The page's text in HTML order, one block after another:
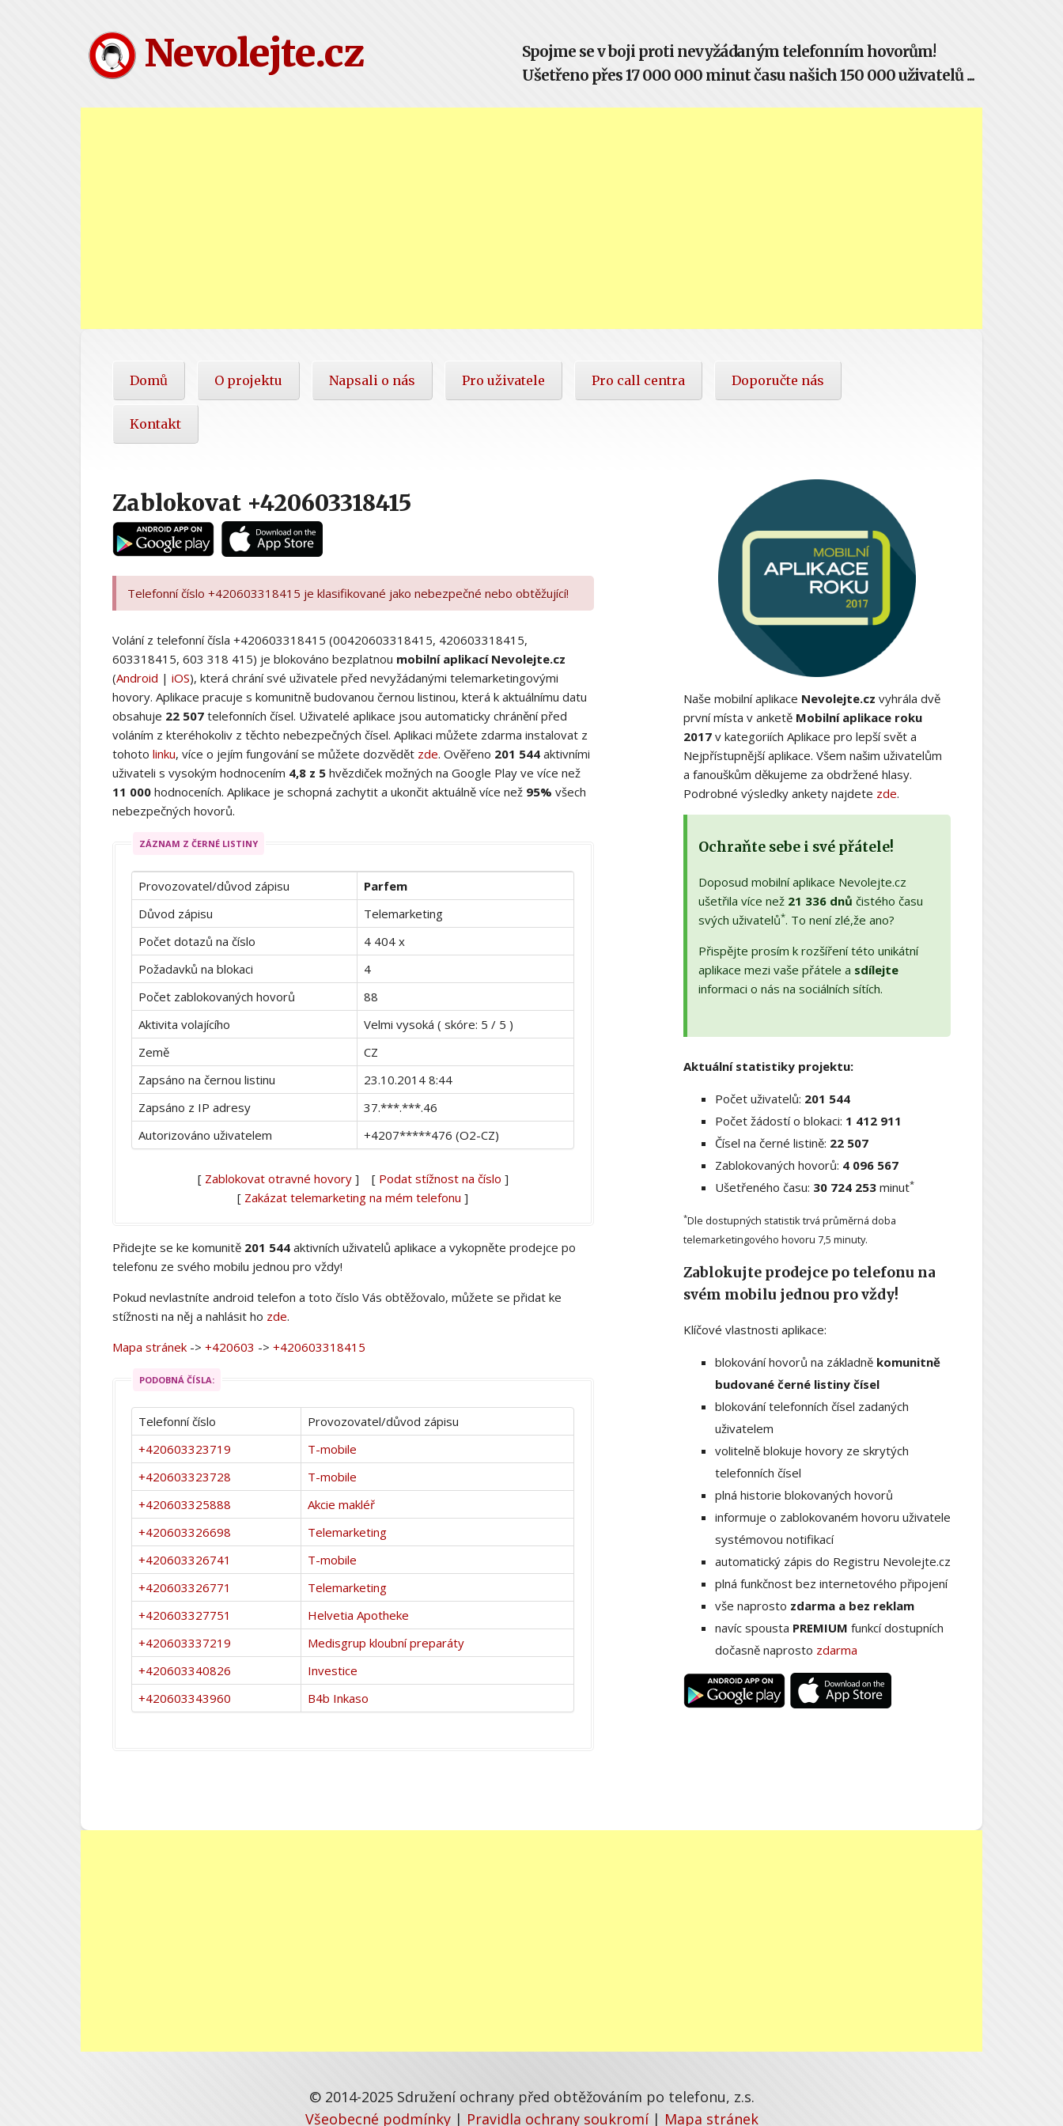
Nevolejte.cz
Spojme se v boji proti nevyžádaným telefonním hovorům!
Ušetřeno přes 17 000 000 minut času našich 150 000 uživatelů ...
Domů O projektu Napsali o nás Pro uživatele Pro call centra Doporučte nás
Kontakt
Zablokovat +420603318415
Telefonní číslo +420603318415 je klasifikované jako nebezpečné nebo obtěžující!
Volání z telefonní čísla +420603318415 (00420603318415, 420603318415,
603318415, 603 318 415) je blokováno bezplatnou mobilní aplikací Nevolejte.cz
(Android | iOS), která chrání své uživatele před nevyžádanými telemarketingovými
hovory. Aplikace pracuje s komunitně budovanou černou listinou, která k aktuálnímu datu
obsahuje 22 507 telefonních čísel. Uživatelé aplikace jsou automaticky chránění před
voláním z kteréhokoliv z těchto nebezpečných čísel. Aplikaci můžete zdarma instalovat z
tohoto linku, více o jejím fungování se můžete dozvědět zde. Ověřeno 201 544 aktivními
uživateli s vysokým hodnocením 4,8 z 5 hvězdiček možných na Google Play ve více než
11 000 hodnoceních. Aplikace je schopná zachytit a ukončit aktuálně více než 95% všech
nebezpečných hovorů.
ZÁZNAM Z ČERNÉ LISTINY
Provozovatel/důvod zápisu
Parfem
Důvod zápisu
Telemarketing
Počet dotazů na číslo
4 404 x
Požadavků na blokaci
4
Počet zablokovaných hovorů
88
Aktivita volajícího
Velmi vysoká ( skóre: 5 / 5 )
Země
CZ
Zapsáno na černou listinu
23.10.2014 8:44
Zapsáno z IP adresy
37.***.***.46
Autorizováno uživatelem
+4207*****476 (O2-CZ)
[ Zablokovat otravné hovory] [ Podat stížnost na číslo ]
[ Zakázat telemarketing na mém telefonu ]
Přidejte se ke komunitě 201 544 aktivních uživatelů aplikace a vykopněte prodejce po
telefonu ze svého mobilu jednou pro vždy!
Pokud nevlastníte android telefon a toto číslo Vás obtěžovalo, můžete se přidat ke
stížnosti na něj a nahlásit ho zde.
Mapa stránek -> +420603 -> +420603318415
PODOBNÁ ČÍSLA:
Telefonní číslo
Provozovatel/důvod zápisu
+420603323719
T-mobile
+420603323728
T-mobile
+420603325888
Akcie makléř
+420603326698
Telemarketing
+420603326741
T-mobile
+420603326771
Telemarketing
+420603327751
Helvetia Apotheke
+420603337219
Medisgrup kloubní preparáty
+420603340826
Investice
+420603343960
B4b Inkaso
Naše mobilní aplikace Nevolejte.cz vyhrála dvě
první místa v anketě Mobilní aplikace roku
2017v kategoriích Aplikace pro lepší svět a
Nejpřístupnější aplikace. Všem našim uživatelům
a fanouškům děkujeme za obdržené hlasy.
Podrobné výsledky ankety najdete zde.
Ochraňte sebe i své přátele!
Doposud mobilní aplikace Nevolejte.cz
ušetřila více než 21 336 dnů čistého času
svých uživatelů*. To není zlé,že ano?
Přispějte prosím k rozšíření této unikátní
aplikace mezi vaše přátele a sdílejte
informaci o nás na sociálních sítích.
Aktuální statistiky projektu:
Počet uživatelů: 201 544
Počet žádostí o blokaci: 1 412 911
Čísel na černé listině: 22 507
Zablokovaných hovorů: 4 096 567
Ušetřeného času: 30 724 253minut*
*Dle dostupných statistik trvá průměrná doba
telemarketingového hovoru 7,5 minuty.
Zablokujte prodejce po telefonu na
svém mobilu jednou pro vždy!
Klíčové vlastnosti aplikace:
blokování hovorů na základně komunitně
budované černé listiny čísel
blokování telefonních čísel zadaných
uživatelem
volitelně blokuje hovory ze skrytých
telefonních čísel
plná historie blokovaných hovorů
informuje o zablokovaném hovoru uživatele
systémovou notifikací
automatický zápis do Registru Nevolejte.cz
plná funkčnost bez internetového připojení
vše naprosto zdarma a bez reklam
navíc spousta PREMIUM funkcí dostupních
dočasně naprosto zdarma
© 2014-2025 Sdružení ochrany před obtěžováním po telefonu, z.s.
Všeobecné podmínky | Pravidla ochrany soukromí | Mapa stránek